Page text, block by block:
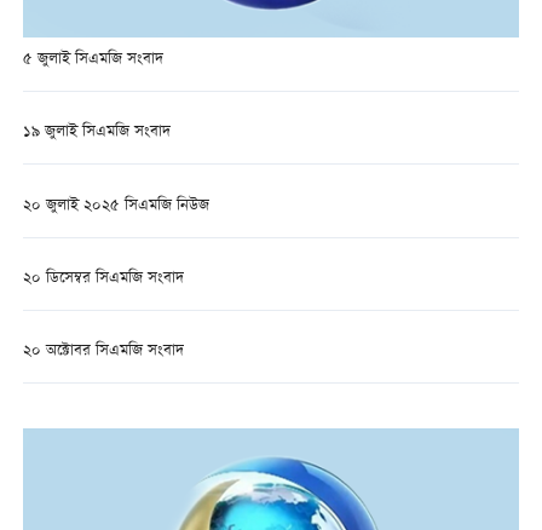
৫ জুলাই সিএমজি সংবাদ
১৯ জুলাই সিএমজি সংবাদ
২০ জুলাই ২০২৫ সিএমজি নিউজ
২০ ডিসেম্বর সিএমজি সংবাদ
২০ অক্টোবর সিএমজি সংবাদ